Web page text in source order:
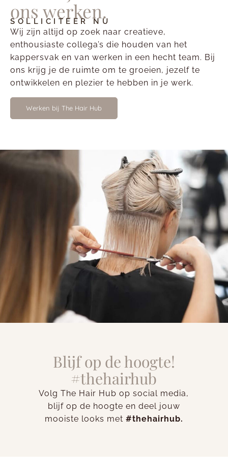
ons werken.
SOLLICITEER NU
Wij zijn altijd op zoek naar creatieve,
enthousiaste collega’s die houden van het
kappersvak en van werken in een hecht team. Bij
ons krijg je de ruimte om te groeien, jezelf te
ontwikkelen en plezier te hebben in je werk.
Werken bij The Hair Hub
Blijf op de hoogte!
#thehairhub
Volg The Hair Hub op social media,
blijf op de hoogte en deel jouw
mooiste looks met #thehairhub.